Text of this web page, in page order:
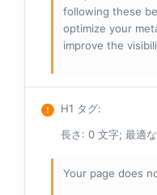
following these
optimize your
improve the
H1 タグ:
長さ: 0 文字; 最適
Your page does